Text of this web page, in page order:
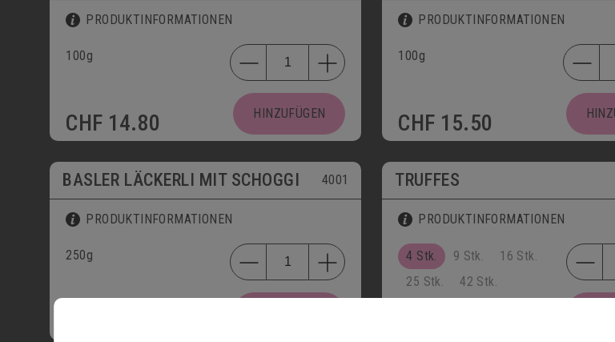
PRODUKTINFORMATIONEN
100g
CHF 14.80 HINZUFÜGEN
PRODUKTINFORMATIONEN
100g
CHF 15.50
BASLER LÄCKERLI MIT SCHOGGI 4001
PRODUKTINFORMATIONEN
250g
TRUFFES
PRODUKTINFORMATIONEN
4 Stk. 9 Stk.
16 Stk.
25 Stk.
42 Stk.